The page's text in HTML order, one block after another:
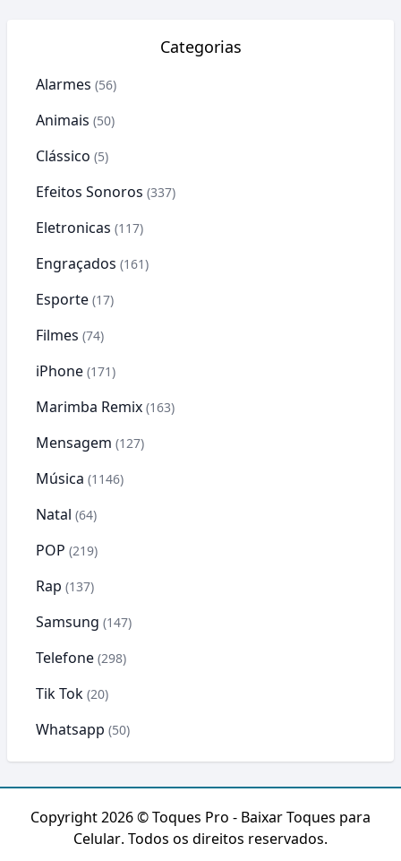
Categorias
Alarmes (56)
Animais (50)
Clássico (5)
Efeitos Sonoros (337)
Eletronicas (117)
Engraçados (161)
Esporte (17)
Filmes (74)
iPhone (171)
Marimba Remix (163)
Mensagem (127)
Música (1146)
Natal (64)
POP (219)
Rap (137)
Samsung (147)
Telefone (298)
Tik Tok (20)
Whatsapp (50)
Copyright 2026 ©Toques Pro - Baixar Toques para
Celular. Todos os direitos reservados.